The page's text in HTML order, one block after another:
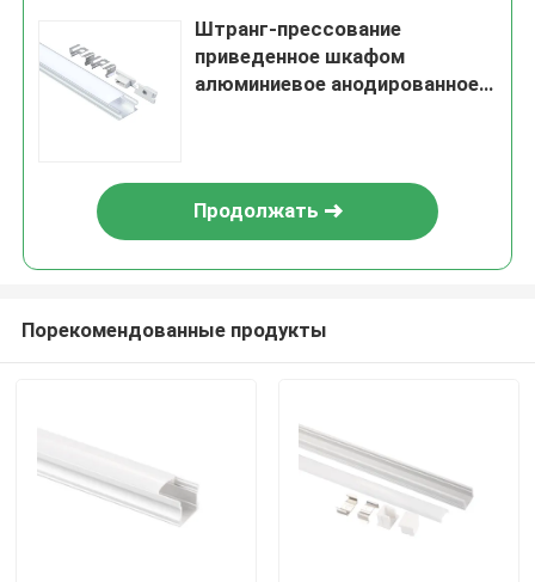
Штранг-прессование
приведенное шкафом
алюминиевое анодированное
Продолжать
Порекомендованные продукты